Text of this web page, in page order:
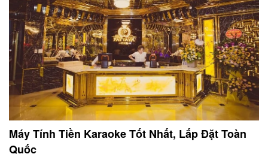
Máy Tính Tiền Karaoke Tốt Nhất, Lắp Đặt Toàn
Quốc